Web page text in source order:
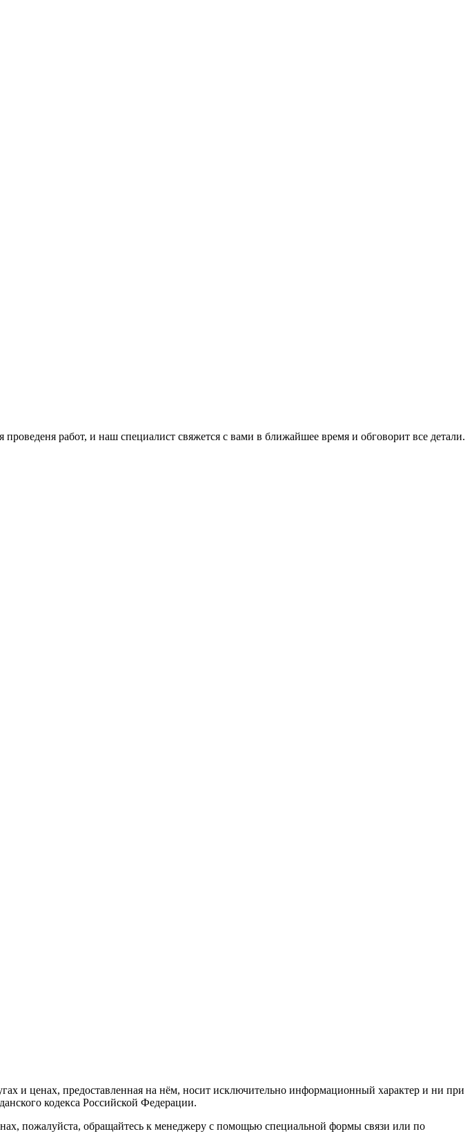
работ, и наш специалист свяжется с вами в ближайшее время и обговорит все детали.
и ценах, предоставленная на нём, носит исключительно информационный характер и ни при
кодекса Российской Федерации.
пожалуйста, обращайтесь к менеджеру с помощью специальной формы связи или по